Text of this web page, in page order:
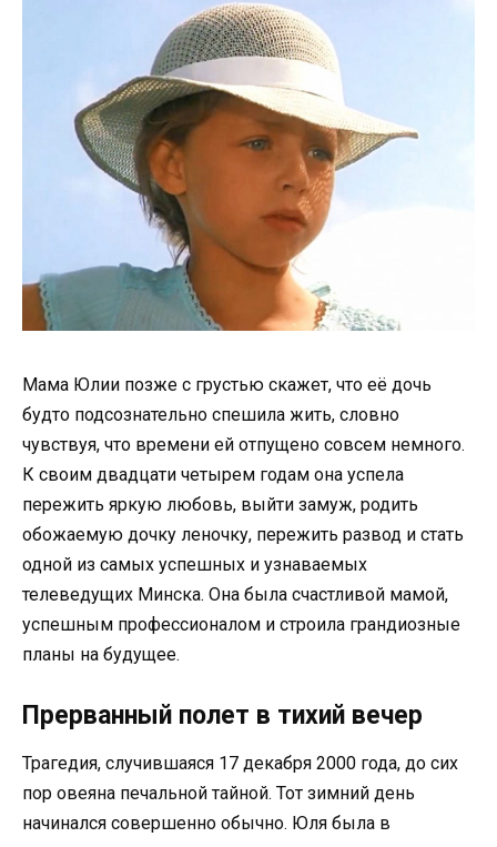
Мама Юлии позже с грустью скажет, что её дочь
будто подсознательно спешила жить, словно
чувствуя, что времени ей отпущено совсем немного.
К своим двадцати четырем годам она успела
пережить яркую любовь, выйти замуж, родить
обожаемую дочку леночку, пережить развод и стать
одной из самых успешных и узнаваемых
телеведущих Минска. Она была счастливой мамой,
успешным профессионалом и строила грандиозные
планы на будущее.
Прерванный полет в тихий вечер
Трагедия, случившаяся 17 декабря 2000 года, до сих
пор овеяна печальной тайной. Тот зимний день
начинался совершенно обычно. Юля была в